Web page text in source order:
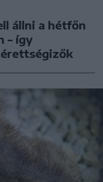
állni a hétfőn
– így